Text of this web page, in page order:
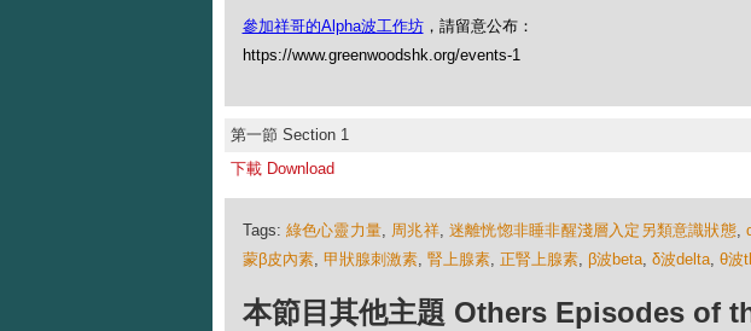
參加祥哥的Alpha波工作坊，請留意公布：
https://www.greenwoodshk.org/events-1
第一節 Section 1
下載 Download
Tags: 綠色心靈力量, 周兆祥,迷離恍惚非睡非醒淺層入定另類意識狀態,
蒙β皮內素, 甲狀腺刺激素, 腎上腺素, 正腎上腺素, β波beta, δ波delta, θ波
本節目其他主題 Others Episodes of